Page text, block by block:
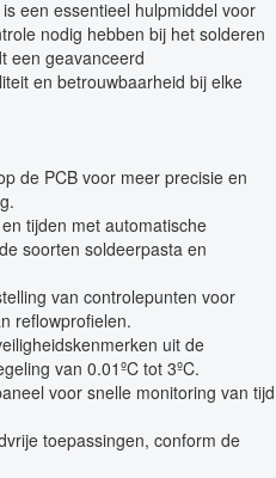
is een essentieel hulpmiddel voor
nodig hebben bij het solderen
een geavanceerd
en betrouwbaarheid bij elke
de PCB voor meer precisie en
tijden met automatische
soorten soldeerpasta en
van controlepunten voor
reflowprofielen.
uit de
van 0.01ºC tot 3ºC.
voor snelle monitoring van tijd
toepassingen, conform de